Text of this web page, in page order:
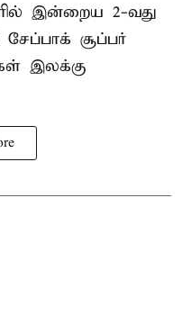
இன்றைய 2-வது
சூப்பர்
இலக்கு